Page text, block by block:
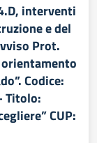
interventi
e del
Prot.
Codice:
Titolo:
CUP: